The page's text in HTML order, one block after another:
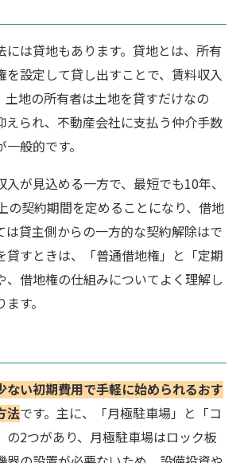
には貸地もあります。貸地とは、所有
を設定して貸し出すことで、賃料収入
土地の所有者は土地を貸すだけなの
えられ、不動産会社に支払う仲介手数
般的です。
が見込める一方で、最短でも10年、
の契約期間を定めることになり、借地
は貸主側からの一方的な契約解除はで
貸すときは、「普通借地権」と「定期
、借地権の仕組みについてよく理解し
す。
ない初期費用で手軽に始められるおす
法です。主に、「月極駐車場」と「コ
の2つがあり、月極駐車場はロック板